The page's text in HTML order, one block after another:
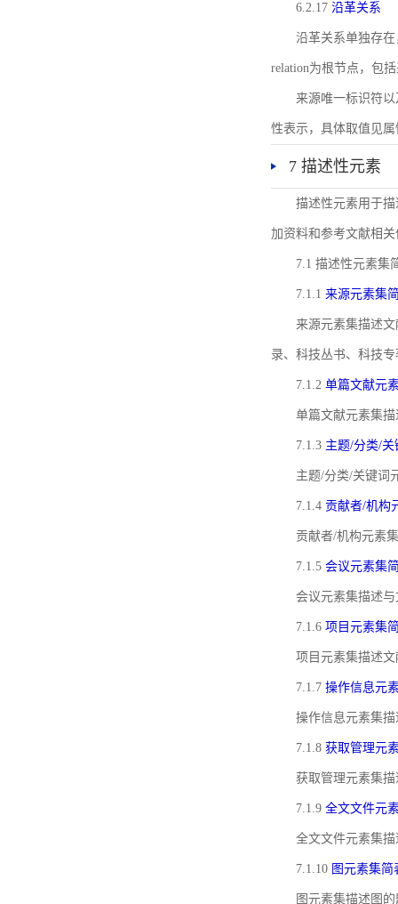
6.2.17 沿革关系
沿革关系单独存
relation为根节点，包
来源唯一标识符以
性表示，具体取值见属
7 描述性元素
描述性元素用于
加资料和参考文献相
7.1 描述性元素集
7.1.1 来源元素集
来源元素集描述
录、科技丛书、科技
7.1.2 单篇文献元
单篇文献元素集
7.1.3 主题/分类/
主题/分类/关键词
7.1.4 贡献者/机构
贡献者/机构元素
7.1.5 会议元素集
会议元素集描述
7.1.6 项目元素集
项目元素集描述
7.1.7 操作信息元
操作信息元素集
7.1.8 获取管理元
获取管理元素集
7.1.9 全文文件元
全文文件元素集
7.1.10 图元素集简
图元素集描述图